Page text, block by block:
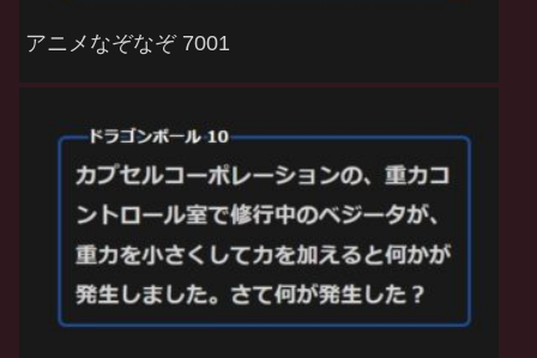
アニメなぞなぞ 7001